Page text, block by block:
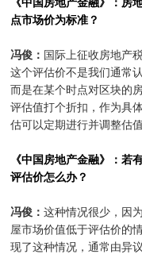
点市场价为标准？
冯俊： 国际上征收房地产
这个评估价不是我们通常
而是在某个时点对区块的
评估值打个折扣，作为具
估可以定期进行并调整估
《中国房地产金融》：若
评估价怎么办？
冯俊：这种情况很少，因
屋市场价值低于评估价的
现了这种情况，通常由异